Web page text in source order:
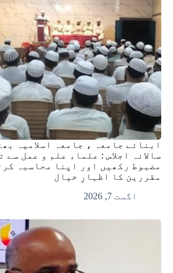
ابنائے جامعہ ، جامعہ اسلامیہ
سالانہ اجلاس : علماء علم و عمل سے
مضبوط رکھیں اور اپنا محاسبہ
مقررین کا اظہارِ خیال
اگست 7, 2026